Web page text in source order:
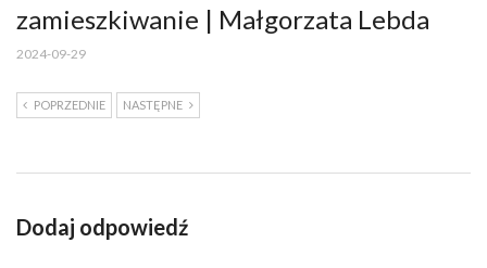
zamieszkiwanie | Małgorzata Lebda
2024-09-29
POPRZEDNIE NASTĘPNE
Dodaj odpowiedź